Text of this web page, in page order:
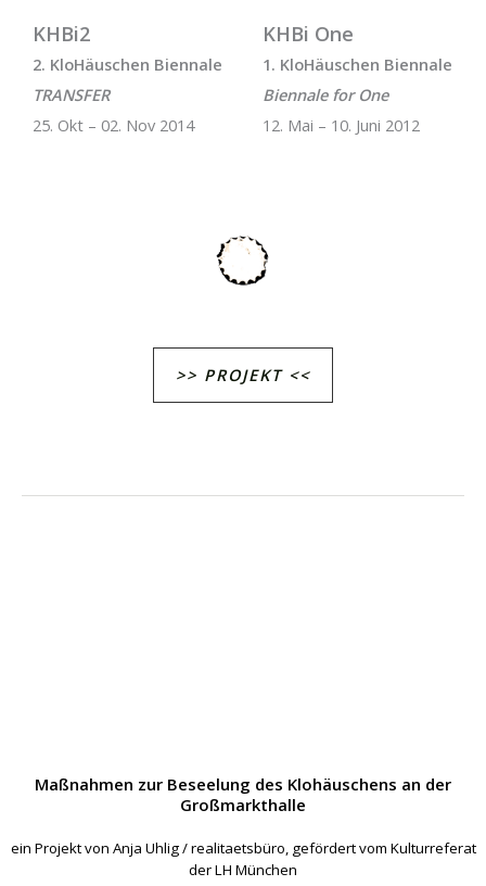
KHBi2
2. KloHäuschen Biennale
TRANSFER
25. Okt – 02. Nov 2014
KHBi One
1. KloHäuschen Biennale
Biennale for One
12. Mai – 10. Juni 2012
>> PROJEKT <<
Maßnahmen zur Beseelung des Klohäuschens an der
Großmarkthalle
ein Projekt von Anja Uhlig / realitaetsbüro, gefördert vom Kulturreferat
der LH München